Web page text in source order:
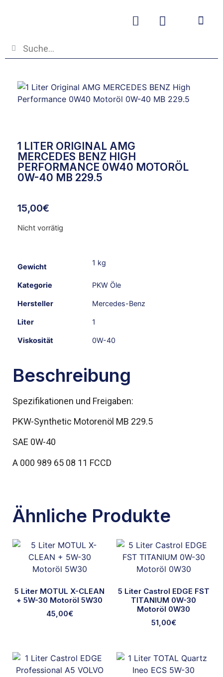
1 LITER ORIGINAL AMG
MERCEDES BENZ HIGH
PERFORMANCE 0W40 MOTORÖL
0W-40 MB 229.5
15,00€
Nicht vorrätig
Gewicht 1 kg
Kategorie PKW Öle
Hersteller Mercedes-Benz
Liter 1
Viskosität 0W-40
Beschreibung
Spezifikationen und Freigaben:
PKW-Synthetic Motorenöl MB 229.5
SAE 0W-40
A 000 989 65 08 11 FCCD
Ähnliche Produkte
5 Liter MOTUL X-CLEAN
+ 5W-30 Motoröl 5W30
45,00€
5 Liter Castrol EDGE FST
TITANIUM 0W-30
Motoröl 0W30
51,00€